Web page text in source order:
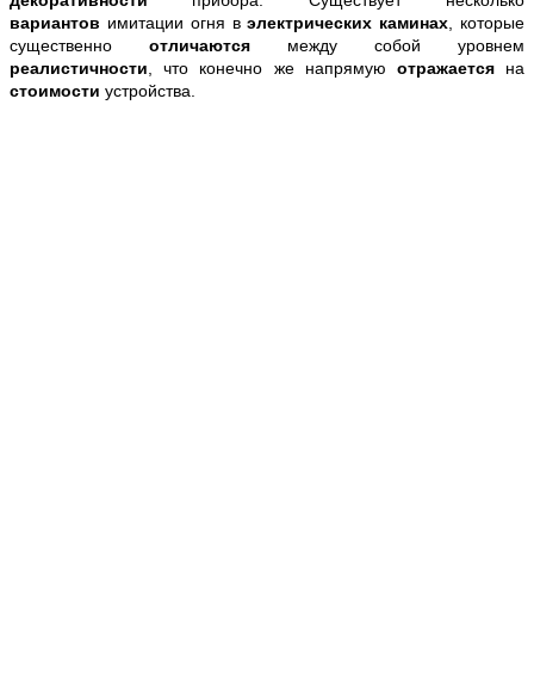
вариантов имитации огня вэлектрических каминах , которые
существенно отличаются между собой уровнем
реалистичности , что конечно же напрямую отражается на
стоимости устройства.